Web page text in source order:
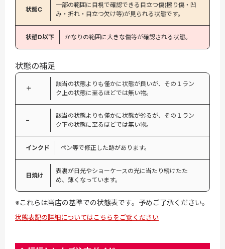
状態C
一部の範囲に目視で確認できる目立つ傷(擦り傷・凹
み・折れ・目立つ欠け等)が見られる状態です。
状態D以下 かなりの範囲に大きな傷等が確認される状態。
状態の補足
＋
該当の状態よりも僅かに状態が良いが、その１ラン
ク上の状態に至るほどでは無い物。
−
該当の状態よりも僅かに状態が劣るが、その１ラン
ク下の状態に至るほどでは無い物。
インクド ペン等で修正した跡があります。
日焼け
表裏が日光やショーケースの光に当たり続けたた
め、薄くなっています。
※これらは当店の基準での状態表です。予めご了承ください。
状態表記の詳細についてはこちらをご覧ください